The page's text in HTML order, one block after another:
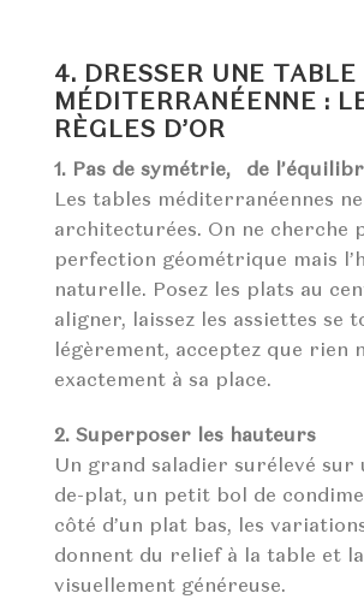
4. DRESSER UNE TABLE
MÉDITERRANÉENNE :
RÈGLES D’OR
1. Pas de symétrie, de
Les tables méditerranéennes
architecturées. On ne cherche
perfection géométrique mais
naturelle. Posez les plats au
aligner, laissez les assiettes se
légèrement, acceptez que rien
exactement à sa place.
2. Superposer les hauteurs
Un grand saladier surélevé sur
de-plat, un petit bol de
côté d’un plat bas, les
donnent du relief à la table et
visuellement généreuse.